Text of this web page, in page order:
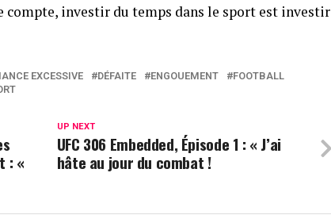
compte, investir du temps dans le sport est investir
EXCESSIVE DÉFAITE ENGOUEMENT
FOOTBALL
UP NEXT
UFC 306 Embedded, Épisode 1 : « J’ai
hâte au jour du combat !
: «